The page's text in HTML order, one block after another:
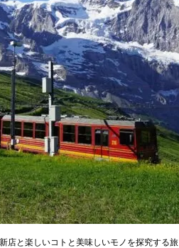
店と楽しいコトと美味しいモノを探究する旅